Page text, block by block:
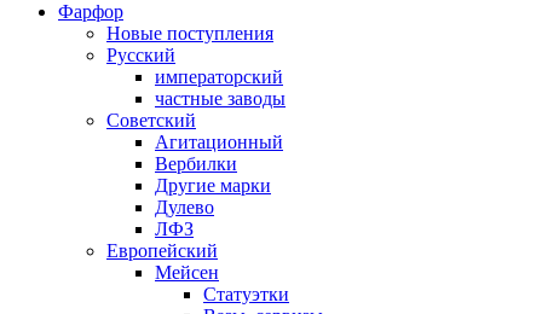
Фарфор
Новые поступления
Русский
императорский
частные заводы
Советский
Агитационный
Вербилки
Другие марки
Дулево
ЛФЗ
Европейский
Мейсен
Статуэтки